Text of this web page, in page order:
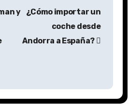
y
¿Cómo importar un
coche desde
Andorra a España?